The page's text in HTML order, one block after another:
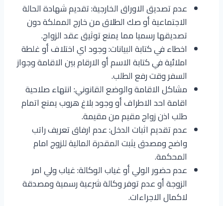
عدم تصديق الاوراق الخارجية: تقديم شهادة الحالة
الاجتماعية أو صك الطلاق من خارج المملكة دون
تصديقها رسميا مما يمنع توثيق عقد الزواج.
اخطاء في كتابة البيانات: وجود اي اختلاف أو غلطة
املائية في كتابة الاسم أو الارقام بين الاقامة وجواز
السفر وقت رفع الطلب.
مشاكل الاقامة والوضع القانوني: انتهاء صلاحية
اقامة احد الاطراف أو وجود بلاغ هروب يمنع اتمام
طلب اذن زواج مقيم من مقيمة.
عدم تقديم اثبات الدخل: عدم ارفاق تعريف راتب
واضح ومصدق يثبت المقدرة المالية للزوج امام
المحكمة.
عدم حضور الولي أو غياب الوكالة: غياب ولي امر
الزوجة أو عدم توفر وكالة شرعية رسمية ومصدقة
لاكمال الاجراءات.